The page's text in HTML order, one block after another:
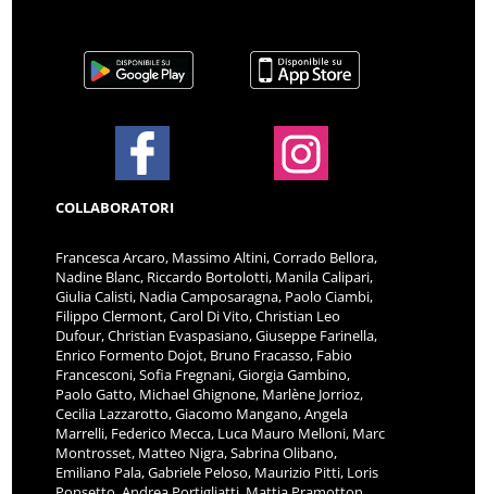
COLLABORATORI
Francesca Arcaro, Massimo Altini, Corrado Bellora,
Nadine Blanc, Riccardo Bortolotti, Manila Calipari,
Giulia Calisti, Nadia Camposaragna, Paolo Ciambi,
Filippo Clermont, Carol Di Vito, Christian Leo
Dufour, Christian Evaspasiano, Giuseppe Farinella,
Enrico Formento Dojot, Bruno Fracasso, Fabio
Francesconi, Sofia Fregnani, Giorgia Gambino,
Paolo Gatto, Michael Ghignone, Marlène Jorrioz,
Cecilia Lazzarotto, Giacomo Mangano, Angela
Marrelli, Federico Mecca, Luca Mauro Melloni, Marc
Montrosset, Matteo Nigra, Sabrina Olibano,
Emiliano Pala, Gabriele Peloso, Maurizio Pitti, Loris